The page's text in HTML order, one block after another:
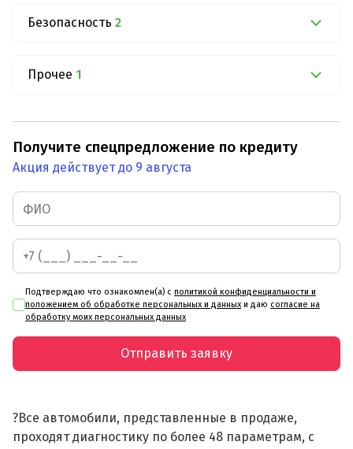
Безопасность 2
Прочее 1
Получите спецпредложение по кредиту
Акция действует до 9 августа
Подтверждаю что ознакомлен(а) с политикой конфиденциальности и
положением об обработке персональных и данных и даю согласие на
обработку моих персональных данных
Отправить заявку
?Все автомобили, представленные в продаже,
проходят диагностику по более 48 параметрам, с